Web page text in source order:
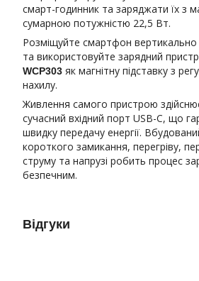
смарт-годинник та заряджати їх з
сумарною потужністю 22,5 Вт.
Розміщуйте смартфон
та використовуйте зарядний
WCP303 як магнітну підставку з
нахилу.
Живлення самого пристрою
сучасний вхідний порт USB-C, що
швидку передачу енергії.
короткого замикання, перегріву,
струму та напрузі робить процес
безпечним.
Відгуки